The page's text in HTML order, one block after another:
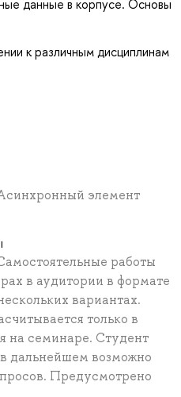
данные в корпусе. Основы
к различным дисциплинам
элемент
работы
в аудитории в формате
вариантах.
только в
на семинаре. Студент
дальнейшем возможно
Предусмотрено